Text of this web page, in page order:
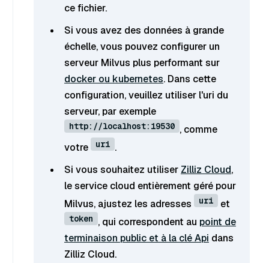
ce fichier.
Si vous avez des données à grande
échelle, vous pouvez configurer un
serveur Milvus plus performant sur
docker ou kubernetes. Dans cette
configuration, veuillez utiliser l'uri du
serveur, par exemple
http://localhost:19530 , comme
votre
uri .
Si vous souhaitez utiliser Zilliz Cloud,
le service cloud entièrement géré pour
Milvus, ajustez les adresses
uri et
token , qui correspondent au point de
terminaison public et à la clé Api dans
Zilliz Cloud.